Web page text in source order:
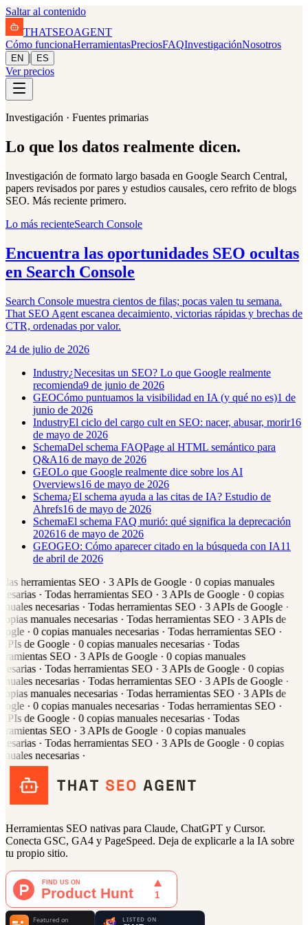
Saltar al contenido
THATSEOAGENT
Cómo funcionaHerramientasPreciosFAQInvestigaciónNosotros
EN | ES
Ver precios
Investigación · Fuentes primarias
Lo que los datos realmente dicen.
Investigación de formato largo basada en Google Search Central,
papers revisados por pares y estudios causales, cero refrito de blogs
SEO. Más reciente primero.
Lo más recienteSearch Console
Encuentra las oportunidades SEO ocultas
en Search Console
Search Console muestra cientos de filas; pocas valen tu semana.
That SEO Agent escanea decaimiento, victorias rápidas y brechas de
CTR, ordenadas por valor.
24 de julio de 2026
Industry¿Necesitas un SEO? Lo que Google realmente
recomienda9 de junio de 2026
GEOCómo puntuamos la visibilidad en IA (y qué no es)1 de
junio de 2026
IndustryEl ciclo del cargo cult en SEO: nacer, abusar, morir16
de mayo de 2026
SchemaDel schema FAQPage al HTML semántico para
Q&A16 de mayo de 2026
GEOLo que Google realmente dice sobre los AI
Overviews16 de mayo de 2026
Schema¿El schema ayuda a las citas de IA? Estudio de
Ahrefs16 de mayo de 2026
SchemaEl schema FAQ murió: qué significa la deprecación
202616 de mayo de 2026
GEOGEO: Cómo aparecer citado en la búsqueda con IA11
de abril de 2026
herramientas SEO· 3 APIs de Google· 0 copias manuales
· Todas herramientas SEO· 3 APIs de Google· 0 copias
necesarias· Todas herramientas SEO· 3 APIs de Google·
copias manuales necesarias· Todas herramientas SEO· 3 APIs de
· 0 copias manuales necesarias· Todas herramientas SEO·
de Google· 0 copias manuales necesarias· Todas
SEO· 3 APIs de Google· 0 copias manuales
· Todas herramientas SEO· 3 APIs de Google· 0 copias
necesarias· Todas herramientas SEO· 3 APIs de Google·
copias manuales necesarias· Todas herramientas SEO· 3 APIs de
· 0 copias manuales necesarias· Todas herramientas SEO·
de Google· 0 copias manuales necesarias· Todas
SEO· 3 APIs de Google· 0 copias manuales
· Todas herramientas SEO· 3 APIs de Google· 0 copias
necesarias·
Herramientas SEO nativas para Claude, ChatGPT y Cursor.
Conecta GSC, GA4 y PageSpeed. Deja de explicarle a la IA sobre
tu propio sitio.